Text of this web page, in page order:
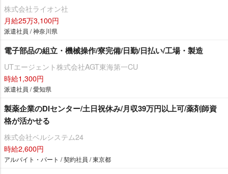
株式会社ライオン社
月給25万3,100円
派遣社員 / 神奈川県
電子部品の組立・機械操作/寮完備/日勤/日払い/工場・製造
UTエージェント株式会社AGT東海第一CU
時給1,300円
派遣社員 / 愛知県
製薬企業のDIセンター/土日祝休み/月収39万円以上可/薬剤師資
格が活かせる
株式会社ベルシステム24
時給2,600円
アルバイト・パート / 契約社員 / 東京都